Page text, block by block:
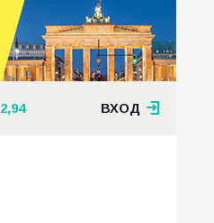
2,94 ВХОД